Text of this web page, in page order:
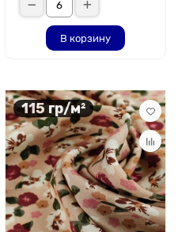
В корзину
115 гр/м²